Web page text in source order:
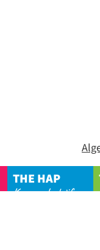
THE HAP
Kampeerbedrijf